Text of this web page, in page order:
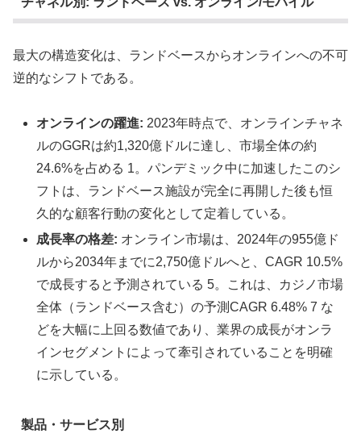
最大の構造変化は、ランドベースからオンラインへの不可
逆的なシフトである。
オンラインの躍進: 2023年時点で、オンラインチャネ
ルのGGRは約1,320億ドルに達し、市場全体の約
24.6%を占める 1。パンデミック中に加速したこのシ
フトは、ランドベース施設が完全に再開した後も恒
久的な顧客行動の変化として定着している。
成長率の格差: オンライン市場は、2024年の955億ド
ルから2034年までに2,750億ドルへと、CAGR 10.5%
で成長すると予測されている 5。これは、カジノ市場
全体（ランドベース含む）の予測CAGR 6.48% 7 な
どを大幅に上回る数値であり、業界の成長がオンラ
インセグメントによって牽引されていることを明確
に示している。
製品・サービス別